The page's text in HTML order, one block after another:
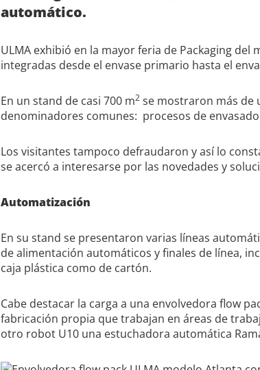
automático.
ULMA exhibió en la mayor feria de Packaging
integradas desde el envase primario hasta el
En un stand de casi 700 m2 se mostraron más de
denominadores comunes: procesos de
Los visitantes tampoco defraudaron y así lo
se acercó a interesarse por las novedades y
Automatización
En su stand se presentaron varias líneas
de alimentación automáticos y finales de línea,
caja plástica como de cartón.
Cabe destacar la carga a una envolvedora flow
fabricación propia que trabajan en áreas de
otro robot U10 una estuchadora automática